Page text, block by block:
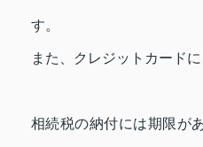
す。
また、クレジットカード
相続税の納付には期限が